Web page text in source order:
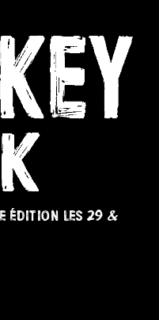
édition les 29 &